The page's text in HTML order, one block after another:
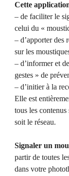
Cette
– de faciliter le
celui du «
– d’apporter des
sur les
– d’informer et
gestes » de
– d’initier à la
Elle est
tous les contenus
soit le réseau.
Signaler un
partir de toutes
dans votre